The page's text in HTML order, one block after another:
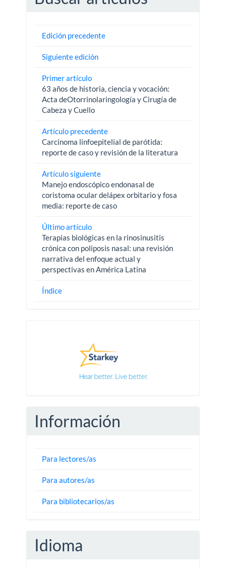
Edición precedente
Siguiente edición
Primer artículo
63 años de historia, ciencia y vocación:
Acta deOtorrinolaringología y Cirugía de
Cabeza y Cuello
Artículo precedente
Carcinoma linfoepitelial de parótida:
reporte de caso y revisión de la literatura
Artículo siguiente
Manejo endoscópico endonasal de
coristoma ocular delápex orbitario y fosa
media: reporte de caso
Último artículo
Terapias biológicas en la rinosinusitis
crónica con poliposis nasal: una revisión
narrativa del enfoque actual y
perspectivas en América Latina
Índice
Información
Para lectores/as
Para autores/as
Para bibliotecarios/as
Idioma